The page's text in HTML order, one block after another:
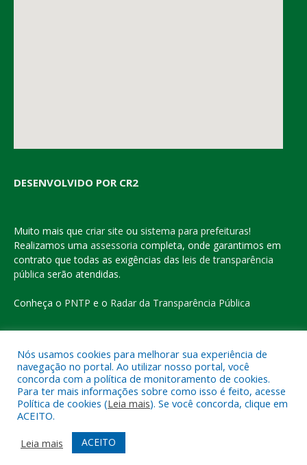
DESENVOLVIDO POR CR2
Muito mais que criar site ou sistema para prefeituras!
Realizamos uma assessoria completa, onde garantimos em
contrato que todas as exigências das leis de transparência
pública serão atendidas.
Conheça o PNTP e o Radar da Transparência Pública
Todos os direitos reservados a Prefeitura Municipal de Eldorado
do Carajás
Mapa do Site
Acessar o Webmail
Nós usamos cookies para melhorar sua experiência de
navegação no portal. Ao utilizar nosso portal, você
concorda com a política de monitoramento de cookies.
Para ter mais informações sobre como isso é feito, acesse
Política de cookies (Leia mais). Se você concorda, clique em
ACEITO.
Leia mais
ACEITO